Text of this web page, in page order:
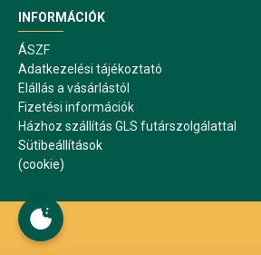
INFORMÁCIÓK
ÁSZF
Adatkezelési tájékoztató
Elállás a vásárlástól
Fizetési információk
Házhoz szállítás GLS futárszolgálattal
Sütibeállítások
(cookie)